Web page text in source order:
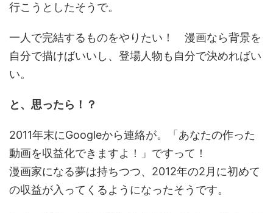
行こうとしたそうで。
一人で完結するものをやりたい！ 漫画なら背景を
自分で描けばいいし、登場人物も自分で決めればい
い。
と、思ったら！？
2011年末にGoogleから連絡が。「あなたの作った
動画を収益化できますよ！」ですって！
漫画家になる夢は持ちつつ、2012年の2月に初めて
の収益が入ってくるようになったそうです。